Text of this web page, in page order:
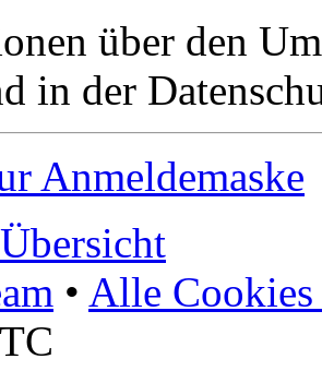
über den
in der
Anmeldemaske
• Alle Cookies